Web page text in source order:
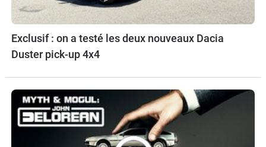
Exclusif : on a testé les deux nouveaux Dacia
Duster pick-up 4x4